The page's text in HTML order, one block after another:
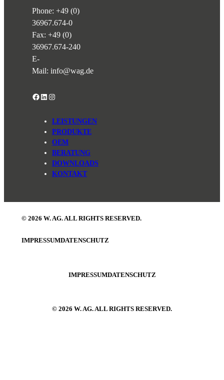
Phone: +49 (0)
36967.674-0
Fax: +49 (0)
36967.674-240
E-
Mail: info@wag.de
Facebook
LinkedIn
Instagram
LEISTUNGEN
PRODUKTE
OEM
BERATUNG
DOWNLOADS
KONTAKT
© 2026 W. AG. ALL RIGHTS RESERVED.
IMPRESSUMDATENSCHUTZ
IMPRESSUMDATENSCHUTZ
© 2026 W. AG. ALL RIGHTS RESERVED.